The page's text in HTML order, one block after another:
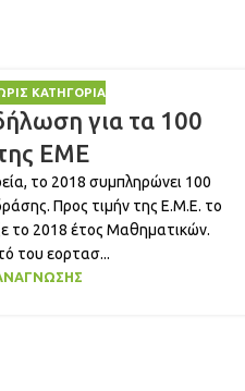
ΚΑΤΗΓΟΡΊΑ
για τα 100
ΕΜΕ
το 2018 συμπληρώνει 100
Προς τιμήν της Ε.Μ.Ε. το
το 2018 έτος Μαθηματικών.
του εορτασ...